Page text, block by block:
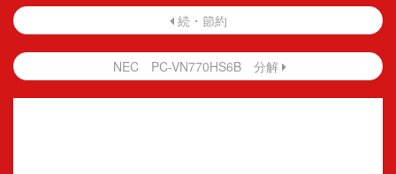
投
稿
ナ
ビ
続・節約
NEC PC-VN770HS6B 分解